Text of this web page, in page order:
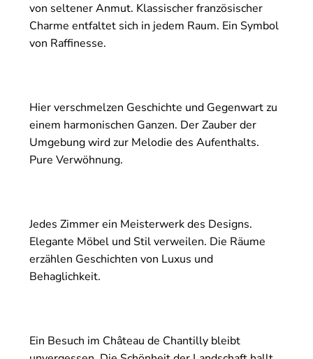
von seltener Anmut. Klassischer französischer
Charme entfaltet sich in jedem Raum. Ein Symbol
von Raffinesse.
Hier verschmelzen Geschichte und Gegenwart zu
einem harmonischen Ganzen. Der Zauber der
Umgebung wird zur Melodie des Aufenthalts.
Pure Verwöhnung.
Jedes Zimmer ein Meisterwerk des Designs.
Elegante Möbel und Stil verweilen. Die Räume
erzählen Geschichten von Luxus und
Behaglichkeit.
Ein Besuch im Château de Chantilly bleibt